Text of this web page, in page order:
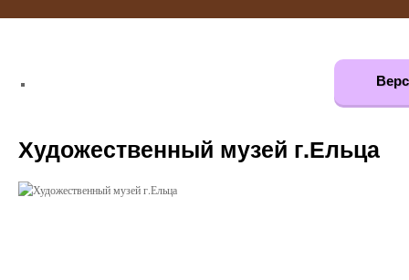
Художественный музей г.Ельца